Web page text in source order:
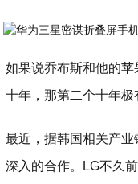
如果说乔布斯和他的
十年，那第二个十年极
最近，据韩国相关产
深入的合作。LG不久